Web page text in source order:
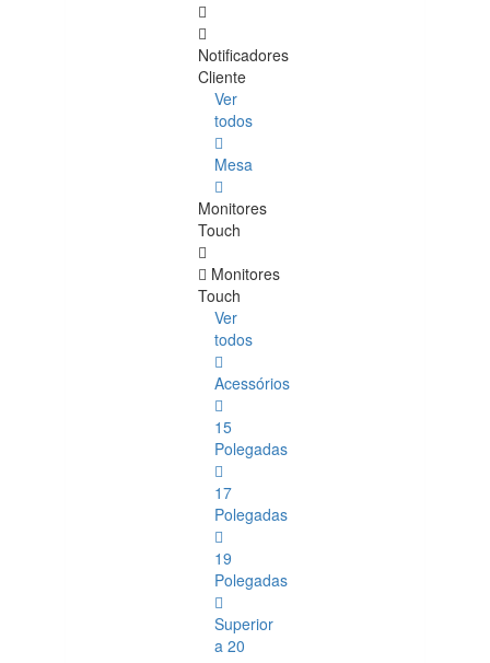
Notificadores
Cliente
Ver
todos
Mesa
Monitores
Touch
Monitores
Touch
Ver
todos
Acessórios
15
Polegadas
17
Polegadas
19
Polegadas
Superior
a 20